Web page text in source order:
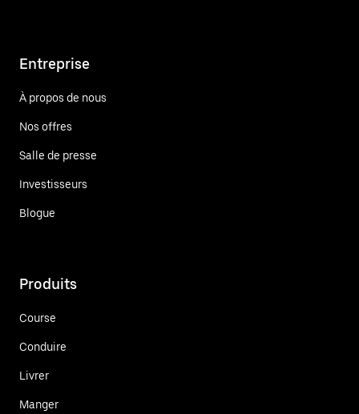
Entreprise
À propos de nous
Nos offres
Salle de presse
Investisseurs
Blogue
Produits
Course
Conduire
Livrer
Manger